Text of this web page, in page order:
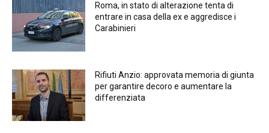
Roma, in stato di alterazione tenta di
entrare in casa della ex e aggredisce i
Carabinieri
Rifiuti Anzio: approvata memoria di giunta
per garantire decoro e aumentare la
differenziata